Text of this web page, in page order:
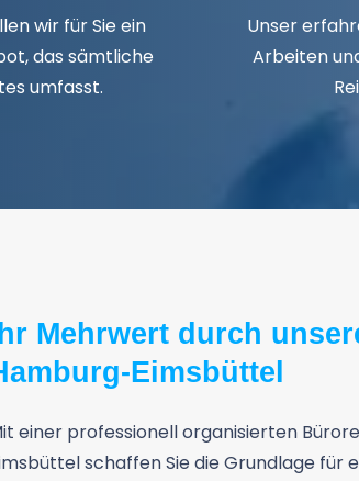
wir für Sie ein
das sämtliche
umfasst.
Unser
Arbeiten
Mehrwert durch
Eimsbüttel
einer professionell organisierten
schaffen Sie die Grundlage für